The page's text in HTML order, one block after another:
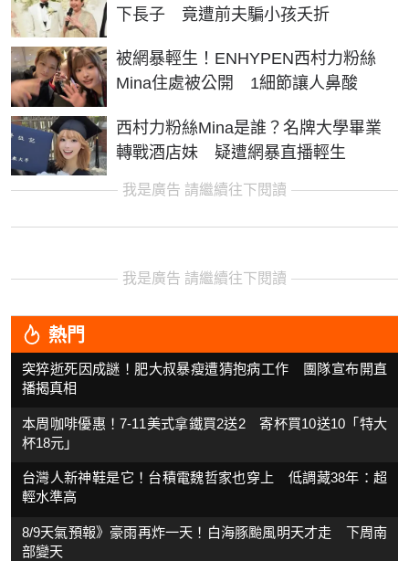
下長子 竟遭前夫騙小孩夭折
被網暴輕生！ENHYPEN西村力粉絲
Mina住處被公開 1細節讓人鼻酸
西村力粉絲Mina是誰？名牌大學畢業
轉戰酒店妹 疑遭網暴直播輕生
我是廣告 請繼續往下閱讀
我是廣告 請繼續往下閱讀
熱門
突猝逝死因成謎！肥大叔暴瘦遭猜抱病工作 團隊宣布開直
播揭真相
本周咖啡優惠！7-11美式拿鐵買2送2 寄杯買10送10「特大
杯18元」
台灣人新神鞋是它！台積電魏哲家也穿上 低調藏38年：超
輕水準高
8/9天氣預報》豪雨再炸一天！白海豚颱風明天才走 下周南
部變天